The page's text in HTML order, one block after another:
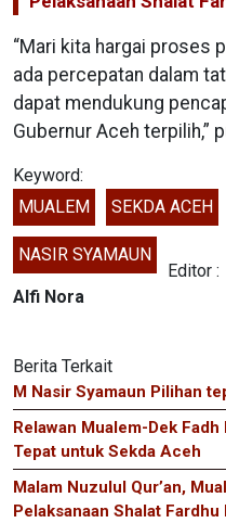
“Mari kita hargai proses
ada percepatan dalam
dapat mendukung
Gubernur Aceh terpilih,”
Keyword:
MUALEM
SEKDA ACEH
NASIR SYAMAUN
Editor :
Alfi Nora
Berita Terkait
M Nasir Syamaun Pilihan
Relawan Mualem-Dek
Tepat untuk Sekda Aceh
Malam Nuzulul Qur’an,
Pelaksanaan Shalat Fardhu